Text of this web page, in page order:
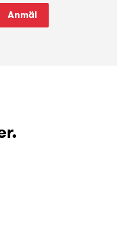
Anmäl
syn på historia.